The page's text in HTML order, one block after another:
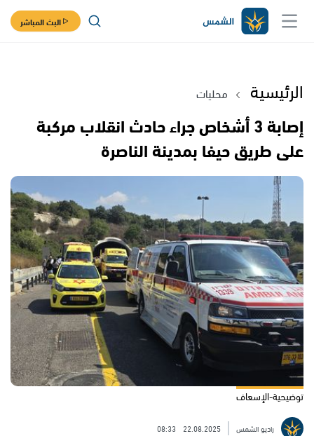
البث المباشر
الرئيسية محليات
إصابة 3 أشخاص جراء حادث انقلاب مركبة
على طريق حيفا بمدينة الناصرة
توضيحية-الإسعاف
راديو الشمس 22.08.2025
08:33